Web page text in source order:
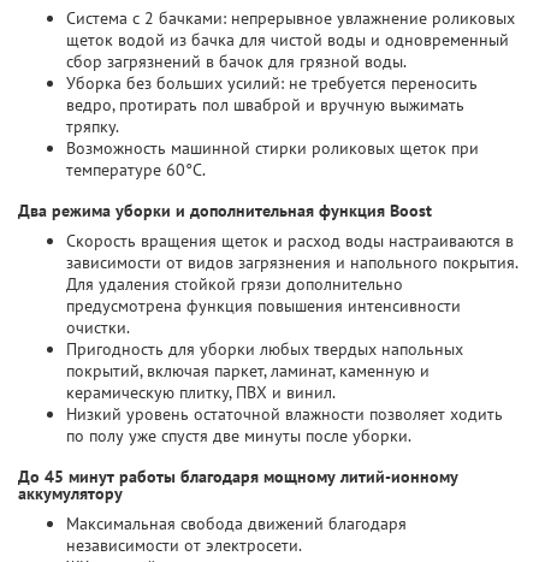
Система с 2 бачками: непрерывное увлажнение роликовых
щеток водой из бачка для чистой воды и одновременный
сбор загрязнений в бачок для грязной воды.
Уборка без больших усилий: не требуется переносить
ведро, протирать пол шваброй и вручную выжимать
тряпку.
Возможность машинной стирки роликовых щеток при
температуре 60°C.
Два режима уборки и дополнительная функция Boost
Скорость вращения щеток и расход воды настраиваются в
зависимости от видов загрязнения и напольного покрытия.
Для удаления стойкой грязи дополнительно
предусмотрена функция повышения интенсивности
очистки.
Пригодность для уборки любых твердых напольных
покрытий, включая паркет, ламинат, каменную и
керамическую плитку, ПВХ и винил.
Низкий уровень остаточной влажности позволяет ходить
по полу уже спустя две минуты после уборки.
До 45 минут работы благодаря мощному литий-ионному
аккумулятору
Максимальная свобода движений благодаря
независимости от электросети.